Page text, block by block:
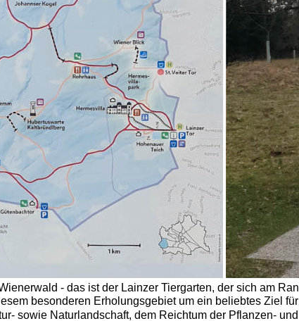
- das ist der Lainzer Tiergarten, der sich am
besonderen Erholungsgebiet um ein beliebtes Ziel
sowie Naturlandschaft, dem Reichtum der Pflanzen-